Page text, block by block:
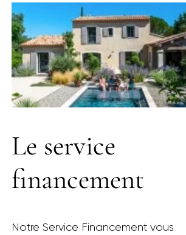
Le service
financement
Notre Service Financement vous